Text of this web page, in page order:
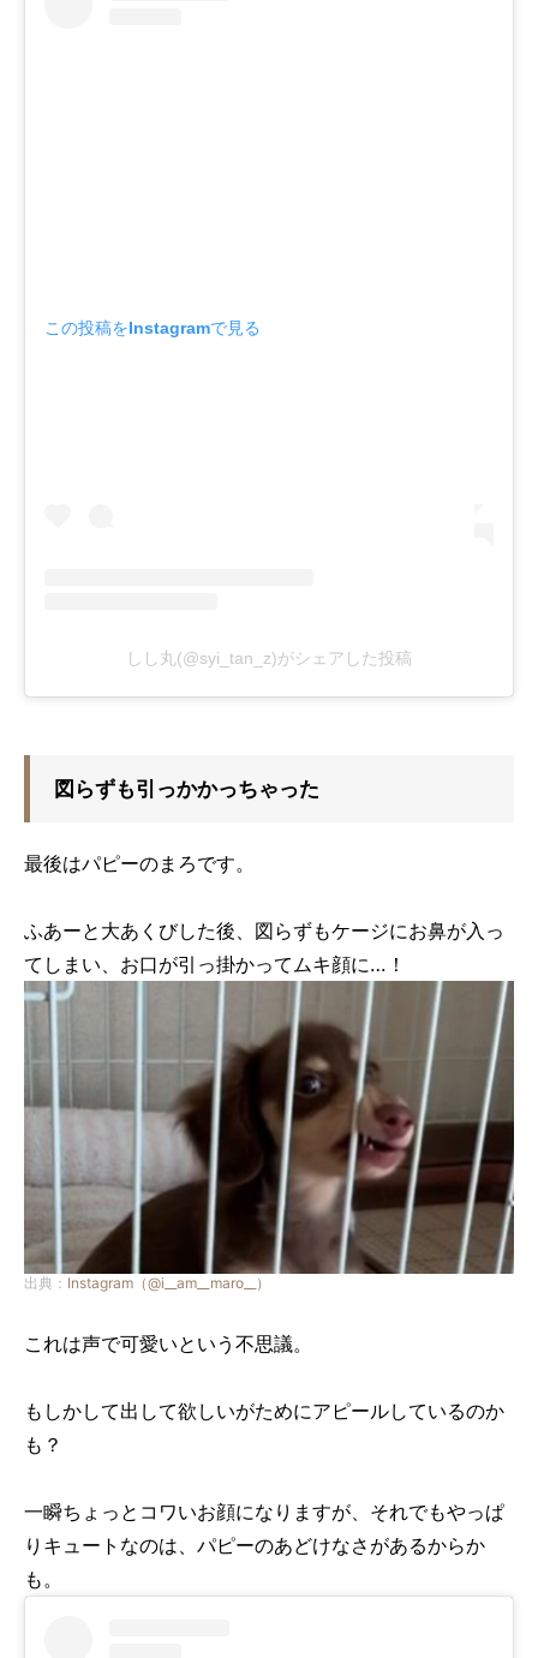
この投稿をInstagramで見る
しし丸(@syi_tan_z)がシェアした投稿
図らずも引っかかっちゃった
最後はパピーのまろです。
ふあーと大あくびした後、図らずもケージにお鼻が入っ
てしまい、お口が引っ掛かってムキ顔に…！
出典： Instagram（@i__am__maro__）
これは声で可愛いという不思議。
もしかして出して欲しいがためにアピールしているのか
も？
一瞬ちょっとコワいお顔になりますが、それでもやっぱ
りキュートなのは、パピーのあどけなさがあるからか
も。